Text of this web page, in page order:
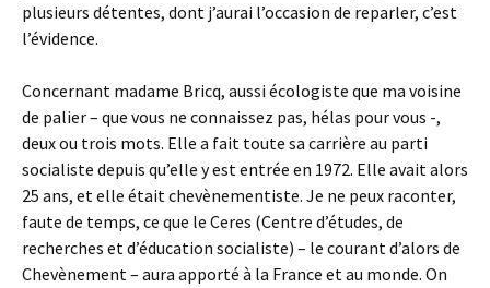
plusieurs détentes, dont j’aurai l’occasion de reparler, c’est
l’évidence.
Concernant madame Bricq, aussi écologiste que ma voisine
de palier – que vous ne connaissez pas, hélas pour vous -,
deux ou trois mots. Elle a fait toute sa carrière au parti
socialiste depuis qu’elle y est entrée en 1972. Elle avait alors
25 ans, et elle était chevènementiste. Je ne peux raconter,
faute de temps, ce que le Ceres (Centre d’études, de
recherches et d’éducation socialiste) – le courant d’alors de
Chevènement – aura apporté à la France et au monde. On